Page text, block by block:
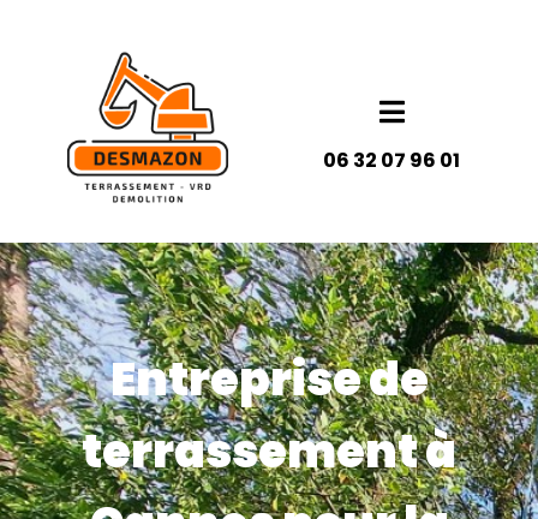
06 32 07 96 01
Entreprise de
terrassement à